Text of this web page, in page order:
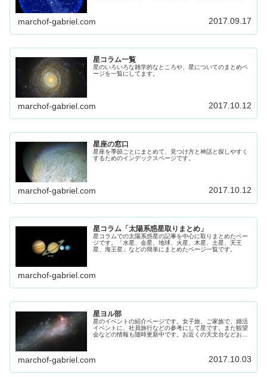
marchof-gabriel.com 2017.09.17
星コラム一覧
星のいろいろな雑学的なところや、星についてのまとめペ
ージを一覧にしてます。
marchof-gabriel.com 2017.10.12
星座の窓口
星座を季節ごとにまとめて、見つけ方と神話と探しやすく
するためのインデックスページです。
marchof-gabriel.com 2017.10.12
星コラム「太陽系惑星取りまとめ」
星コラムでの太陽系惑星の記事を中心に取りまとめたペー
ジです。「水星、金星、地球、火星、木星、土星、天王
星、海王星」などの簡単にまとめたページ一覧です。
marchof-gabriel.com
星ヨル部
星のイベントの紹介ページです。女子旅、ご家族で、婚活
イベントに、社員旅行などの参考にして星です。また観望
会などの情報も随時更新中です。お近くの天文台などお出
marchof-gabriel.com 2017.10.03